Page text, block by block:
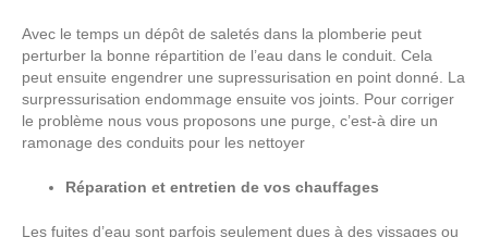
Avec le temps un dépôt de saletés dans la plomberie peut
perturber la bonne répartition de l’eau dans le conduit. Cela
peut ensuite engendrer une supressurisation en point donné. La
surpressurisation endommage ensuite vos joints. Pour corriger
le problème nous vous proposons une purge, c’est-à dire un
ramonage des conduits pour les nettoyer
Réparation et entretien de vos chauffages
Les fuites d’eau sont parfois seulement dues à des vissages ou